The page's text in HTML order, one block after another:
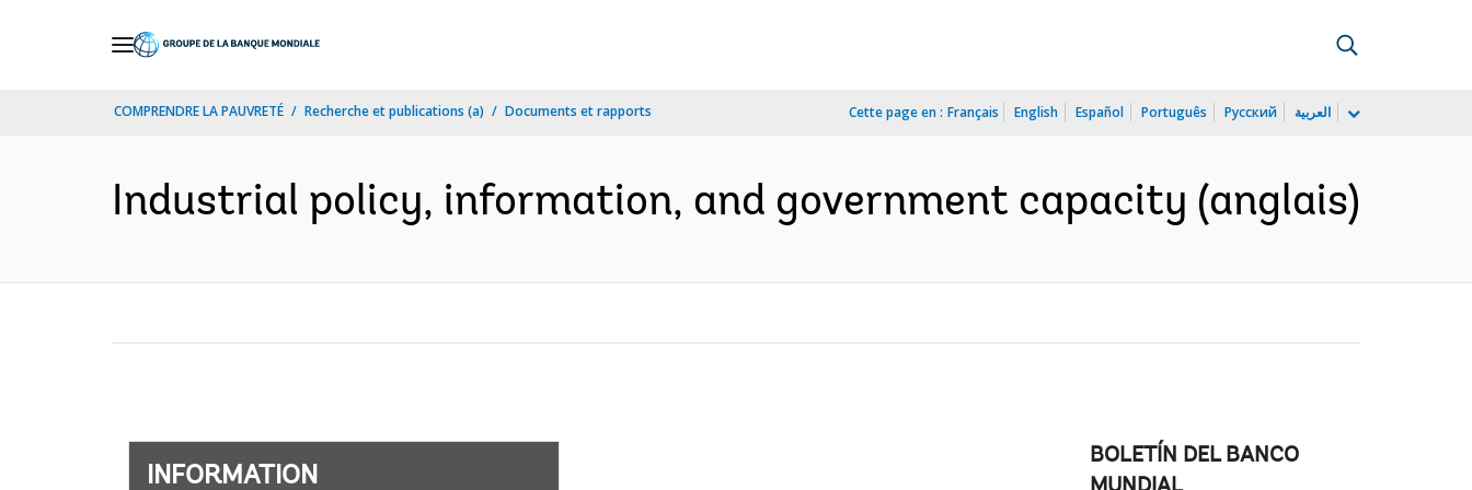
COMPRENDRE LA PAUVRETÉ Recherche et publications (a) Documents et rapports Cette page en : Français English Español Português Русский العربية
Industrial policy, information, and government capacity (anglais)
INFORMATION
BOLETÍN DEL BANCO